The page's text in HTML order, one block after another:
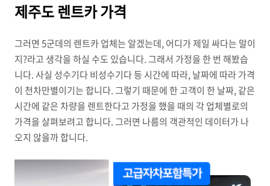
제주도 렌트카 가격
그러면 5군데의 렌트카 업체는 알겠는데, 어디가 제일 싸다는 말이
지?라고 생각을 하실 수도 있습니다. 그래서 가정을 한 번 해봤습
니다. 사실 성수기다 비성수기다 등 시간에 따라, 날짜에 따라 가격
이 천차만별이기는 합니다. 그렇기 때문에 한 고객이 한 날짜, 같은
시간에 같은 차량을 렌트한다고 가정을 했을 때의 각 업체별로의
가격을 살펴보려고 합니다. 그러면 나름의 객관적인 데이터가 나
오지 않을까 합니다.